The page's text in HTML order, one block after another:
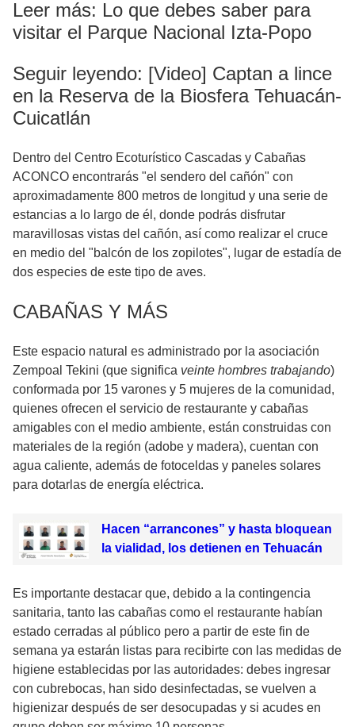
Leer más: Lo que debes saber para
visitar el Parque Nacional Izta-Popo
Seguir leyendo: [Video] Captan a lince
en la Reserva de la Biosfera Tehuacán-
Cuicatlán
Dentro del Centro Ecoturístico Cascadas y Cabañas
ACONCO encontrarás "el sendero del cañón" con
aproximadamente 800 metros de longitud y una serie de
estancias a lo largo de él, donde podrás disfrutar
maravillosas vistas del cañón, así como realizar el cruce
en medio del "balcón de los zopilotes", lugar de estadía de
dos especies de este tipo de aves.
CABAÑAS Y MÁS
Este espacio natural es administrado por la asociación
Zempoal Tekini (que significa veinte hombres trabajando)
conformada por 15 varones y 5 mujeres de la comunidad,
quienes ofrecen el servicio de restaurante y cabañas
amigables con el medio ambiente, están construidas con
materiales de la región (adobe y madera), cuentan con
agua caliente, además de fotoceldas y paneles solares
para dotarlas de energía eléctrica.
Hacen “arrancones” y hasta bloquean
la vialidad, los detienen en Tehuacán
Es importante destacar que, debido a la contingencia
sanitaria, tanto las cabañas como el restaurante habían
estado cerradas al público pero a partir de este fin de
semana ya estarán listas para recibirte con las medidas de
higiene establecidas por las autoridades: debes ingresar
con cubrebocas, han sido desinfectadas, se vuelven a
higienizar después de ser desocupadas y si acudes en